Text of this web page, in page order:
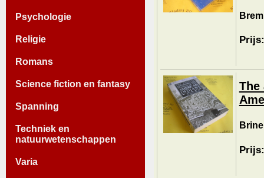
Psychologie
Religie
Romans
Science fiction en fantasy
Spanning
Techniek en
natuurwetenschappen
Varia
The